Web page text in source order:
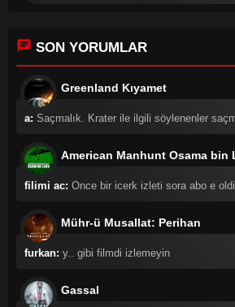
SON YORUMLAR
Greenland Kıyamet
a: Saçmalık. Krater ile ilgili söylenenler
American Manhunt Osama bin
filimi ac: Once bir icerk izleti sora abo e
Mühr-ü Musallat: Perihan
furkan: y.. gibi filmdi izlemeyin
Gassal